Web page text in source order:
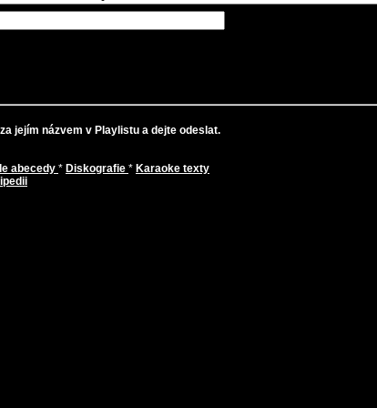
jejím názvem v Playlistu a dejte odeslat.
abecedy * Diskografie * Karaoke texty